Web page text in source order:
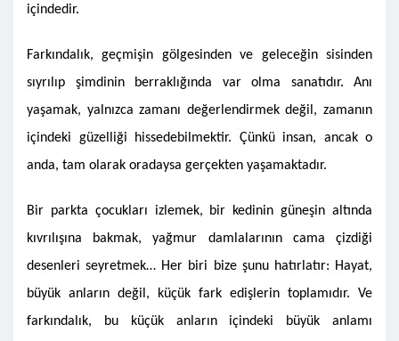
içindedir.
Farkındalık, geçmişin gölgesinden ve geleceğin sisinden
sıyrılıp şimdinin berraklığında var olma sanatıdır. Anı
yaşamak, yalnızca zamanı değerlendirmek değil, zamanın
içindeki güzelliği hissedebilmektir. Çünkü insan, ancak o
anda, tam olarak oradaysa gerçekten yaşamaktadır.
Bir parkta çocukları izlemek, bir kedinin güneşin altında
kıvrılışına bakmak, yağmur damlalarının cama çizdiği
desenleri seyretmek… Her biri bize şunu hatırlatır: Hayat,
büyük anların değil, küçük fark edişlerin toplamıdır. Ve
farkındalık, bu küçük anların içindeki büyük anlamı